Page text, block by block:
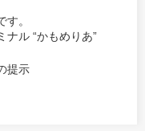
。
ナル “かもめりあ”
提示